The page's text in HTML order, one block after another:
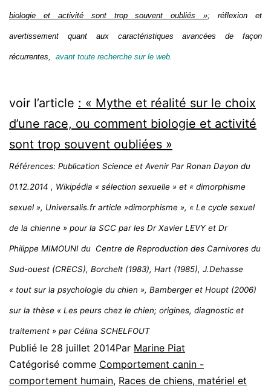
biologie et activité sont trop souvent oubliés »; réflexion et
avertissement quant aux caractéristiques avancées de façon
récurrentes, avant toute recherche sur le web
voir l’article : « Mythe et réalité sur le choix
d’une race, ou comment biologie et activité
sont trop souvent oubliées »
Références: Publication Science et Avenir Par Ronan Dayon du
01.12.2014 , Wikipédia « sélection sexuelle » et « dimorphisme
sexuel », Universalis.fr article »dimorphisme », « Le cycle sexuel
de la chienne » pour la SCC par les Dr Xavier LEVY et Dr
Philippe MIMOUNI du Centre de Reproduction des Carnivores du
Sud-ouest (CRECS), Borchelt (1983), Hart (1985), J.Dehasse
« tout sur la psychologie du chien », Bamberger et Houpt (2006)
sur la thèse « Les peurs chez le chien; origines, diagnostic et
traitement » par Célina SCHELFOUT
Publié le 28 juillet 2014Par Marine Piat
Catégorisé comme Comportement canin -
comportement humain, Races de chiens, matériel et